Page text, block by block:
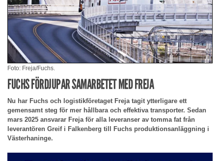
Foto: Freja/Fuchs.
FUCHS FÖRDJUPAR SAMARBETET MED FREJA
Nu har Fuchs och logistikföretaget Freja tagit ytterligare ett
gemensamt steg för mer hållbara och effektiva transporter. Sedan
mars 2025 ansvarar Freja för alla leveranser av tomma fat från
leverantören Greif i Falkenberg till Fuchs produktionsanläggning i
Västerhaninge.